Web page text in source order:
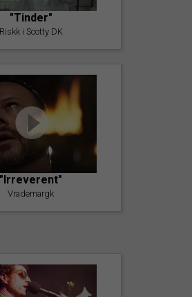
"Tinder"
Riskk i Scotty DK
"Irreverent"
Vrademargk